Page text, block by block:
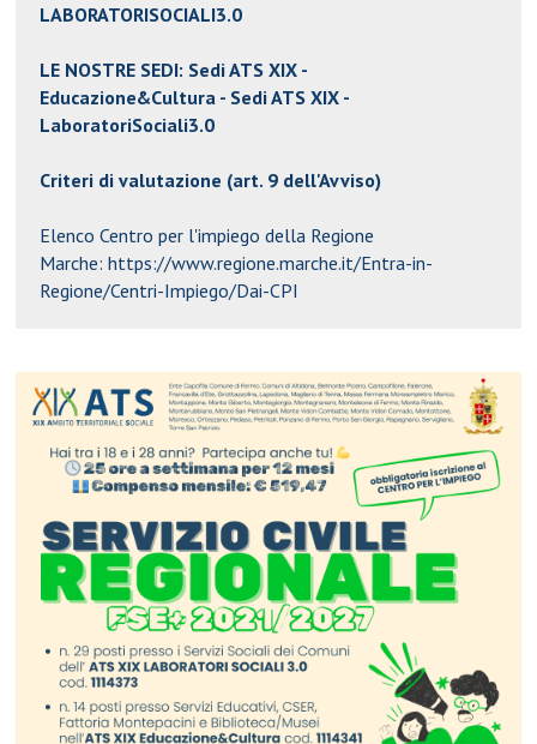
LABORATORISOCIALI3.0
LE NOSTRE SEDI: SediATS XIX -
Educazione&Cultura - SediATS XIX -
LaboratoriSociali3.0
Criteri di valutazione (art. 9 dell'Avviso)
Elenco Centro per l'impiego della Regione
Marche:https://www.regione.marche.it/Entra-in-
Regione/Centri-Impiego/Dai-CPI